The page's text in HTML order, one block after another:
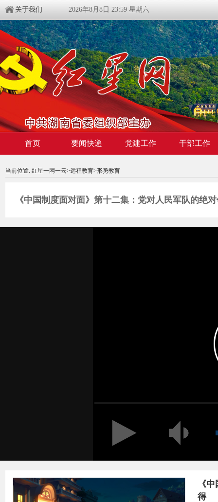
关于我们 2026年8月8日 23:59 星期六
首页 要闻快递 党建工作 干部工作
当前位置: 红星一网一云>远程教育>形势教育
《中国制度面对面》第十二集：党对人民军队的绝
00:00:00 / 00:00
《
得